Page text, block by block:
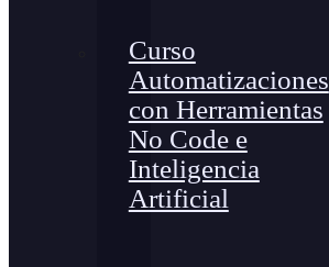
Curso
Automatizaciones
con Herramientas
No Code e
Inteligencia
Artificial